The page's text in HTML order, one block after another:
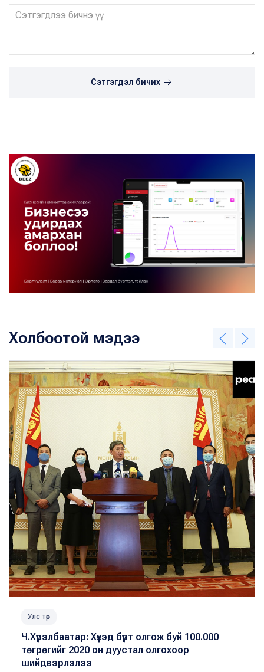
Сэтгэгдэл бичих
Холбоотой мэдээ
Улс төр
Ч.Хүрэлбаатар: Хүүхэд бүрт олгож буй 100.000
төгрөгийг 2020 он дуустал олгохоор
шийдвэрлэлээ